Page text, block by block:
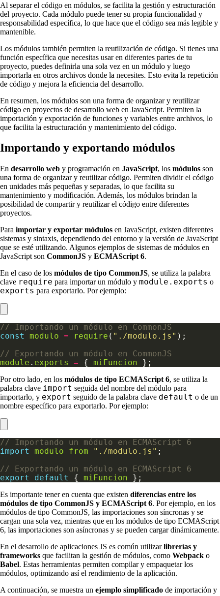
Al separar el código en módulos, se facilita la gestión y estructuración
del proyecto. Cada módulo puede tener su propia funcionalidad y
responsabilidad específica, lo que hace que el código sea más legible y
mantenible.
Los módulos también permiten la reutilización de código. Si tienes una
función específica que necesitas usar en diferentes partes de tu
proyecto, puedes definirla una sola vez en un módulo y luego
importarla en otros archivos donde la necesites. Esto evita la repetición
de código y mejora la eficiencia del desarrollo.
En resumen, los módulos son una forma de organizar y reutilizar
código en proyectos de desarrollo web en JavaScript. Permiten la
importación y exportación de funciones y variables entre archivos, lo
que facilita la estructuración y mantenimiento del código.
Importando y exportando módulos
En desarrollo web y programación en JavaScript, los módulos son
una forma de organizar y reutilizar código. Permiten dividir el código
en unidades más pequeñas y separadas, lo que facilita su
mantenimiento y modificación. Además, los módulos brindan la
posibilidad de compartir y reutilizar el código entre diferentes
proyectos.
Para importar y exportar módulos en JavaScript, existen diferentes
sistemas y sintaxis, dependiendo del entorno y la versión de JavaScript
que se esté utilizando. Algunos ejemplos de sistemas de módulos en
JavaScript son CommonJS y ECMAScript 6.
En el caso de los módulos de tipo CommonJS, se utiliza la palabra
clave require para importar un módulo y module.exports o
exports para exportarlo. Por ejemplo:
const
modulo = require ( "./modulo.js"
module . exports = { miFuncion
Por otro lado, en los módulos de tipo ECMAScript 6, se utiliza la
palabra clave import seguida del nombre del módulo para
importarlo, y export seguido de la palabra clave default o de un
nombre específico para exportarlo. Por ejemplo:
import
modulo from "./modulo.js"
export
default { miFuncion
Es importante tener en cuenta que existen diferencias entre los
módulos de tipo CommonJS y ECMAScript 6. Por ejemplo, en los
módulos de tipo CommonJS, las importaciones son síncronas y se
cargan una sola vez, mientras que en los módulos de tipo ECMAScript
6, las importaciones son asíncronas y se pueden cargar dinámicamente.
En el desarrollo de aplicaciones JS es común utilizarlibrerías y
frameworks que facilitan la gestión de módulos, como Webpack o
Babel. Estas herramientas permiten compilar y empaquetar los
módulos, optimizando así el rendimiento de la aplicación.
A continuación, se muestra un ejemplo simplificado de importación y